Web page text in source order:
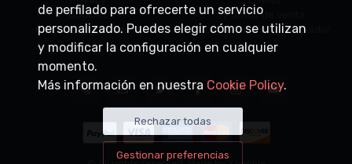
Cookies
Condiciones de venta
Puntos de venta
Conviértase en distribuidor
de perfilado para ofrecerte un servicio
personalizado. Puedes elegir cómo se utilizan
y modificar la configuración en cualquier
momento.
Más información en nuestra Cookie Policy.
Rechazar todas
Gestionar preferencias